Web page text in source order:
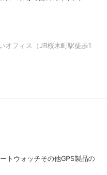
オフィス（JR桜木町駅徒歩1
トウォッチその他GPS製品の